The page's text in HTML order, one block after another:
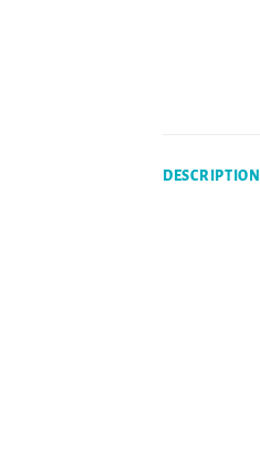
DESCRIPTION